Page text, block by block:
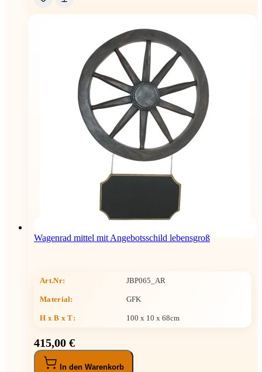
Wagenrad mittel mit Angebotsschild lebensgroß
Art.Nr: JBP065_AR
Material: GFK
H x B x T: 100 x 10 x 68cm
415,00 €
In den Warenkorb